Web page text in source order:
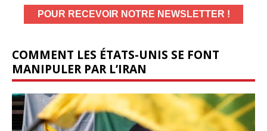
COMMENT LES ÉTATS-UNIS SE FONT
MANIPULER PAR L’IRAN